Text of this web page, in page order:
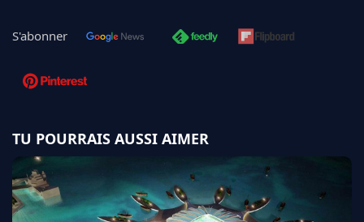
S'abonner
TU POURRAIS AUSSI AIMER